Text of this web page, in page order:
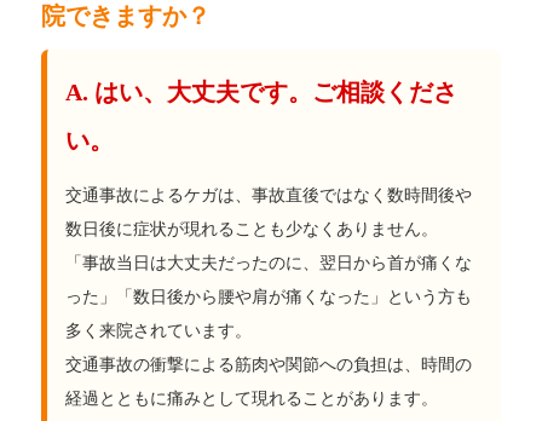
院できますか？
A. はい、大丈夫です。ご相談くださ
い。
交通事故によるケガは、事故直後ではなく数時間後や
数日後に症状が現れることも少なくありません。
「事故当日は大丈夫だったのに、翌日から首が痛くな
った」「数日後から腰や肩が痛くなった」という方も
多く来院されています。
交通事故の衝撃による筋肉や関節への負担は、時間の
経過とともに痛みとして現れることがあります。